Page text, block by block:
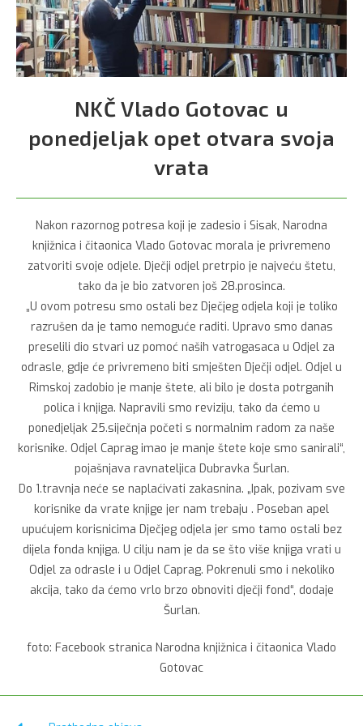
NKČ Vlado Gotovac u
ponedjeljak opet otvara svoja
vrata
Nakon razornog potresa koji je zadesio i Sisak, Narodna
knjižnica i čitaonica Vlado Gotovac morala je privremeno
zatvoriti svoje odjele. Dječji odjel pretrpio je najveću štetu,
tako da je bio zatvoren još 28.prosinca.
„U ovom potresu smo ostali bez Dječjeg odjela koji je toliko
razrušen da je tamo nemoguće raditi. Upravo smo danas
preselili dio stvari uz pomoć naših vatrogasaca u Odjel za
odrasle, gdje će privremeno biti smješten Dječji odjel. Odjel u
Rimskoj zadobio je manje štete, ali bilo je dosta potrganih
polica i knjiga. Napravili smo reviziju, tako da ćemo u
ponedjeljak 25.siječnja početi s normalnim radom za naše
korisnike. Odjel Caprag imao je manje štete koje smo sanirali“,
pojašnjava ravnateljica Dubravka Šurlan.
Do 1.travnja neće se naplaćivati zakasnina. „Ipak, pozivam sve
korisnike da vrate knjige jer nam trebaju . Poseban apel
upućujem korisnicima Dječjeg odjela jer smo tamo ostali bez
dijela fonda knjiga. U cilju nam je da se što više knjiga vrati u
Odjel za odrasle i u Odjel Caprag. Pokrenuli smo i nekoliko
akcija, tako da ćemo vrlo brzo obnoviti dječji fond“, dodaje
Šurlan.
foto: Facebook stranica Narodna knjižnica i čitaonica Vlado
Gotovac